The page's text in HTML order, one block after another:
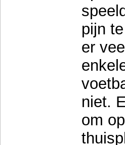
pijn
er
niet.
om